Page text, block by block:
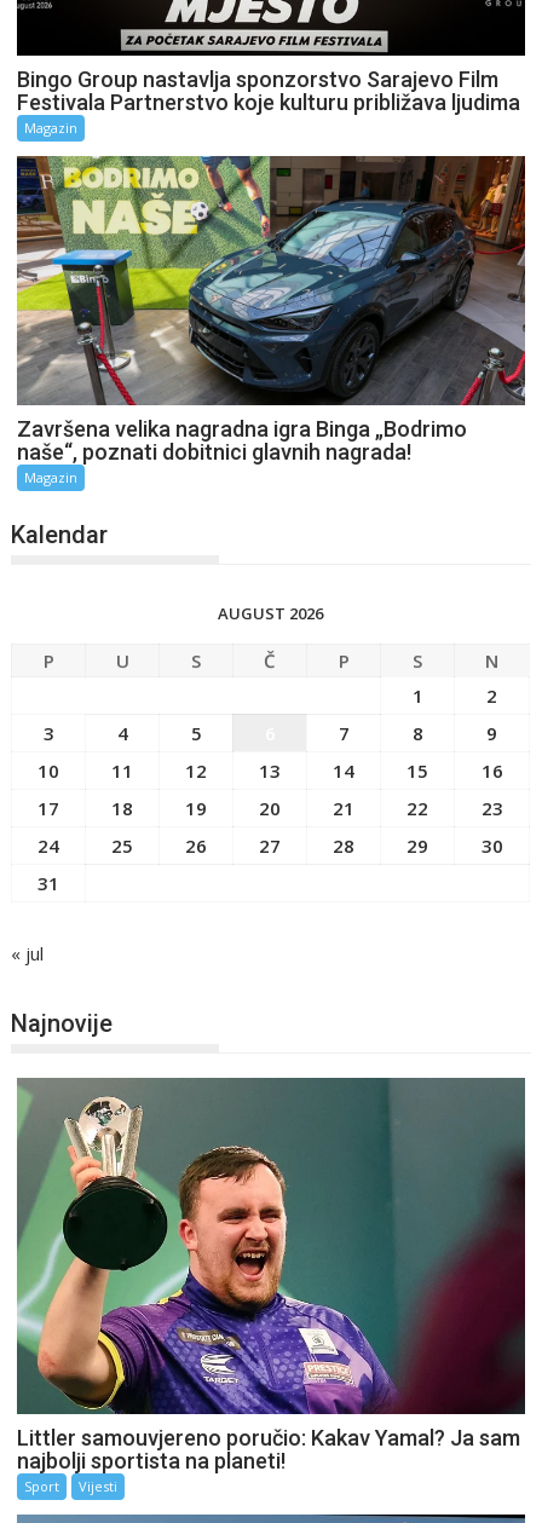
Bingo Group nastavlja sponzorstvo Sarajevo Film
Festivala Partnerstvo koje kulturu približava ljudima
Magazin
Završena velika nagradna igra Binga „Bodrimo
naše“, poznati dobitnici glavnih nagrada!
Magazin
Kalendar
AUGUST 2026
P U S Č P S
N
1
2
3
4 5 7 8
9
10
11 12 13 14 15
16
17
18 19 20 21 22
23
24
25 26 27 28 29
30
31
« jul
Najnovije
Littler samouvjereno poručio: Kakav Yamal? Ja sam
najbolji sportista na planeti!
Sport Vijesti